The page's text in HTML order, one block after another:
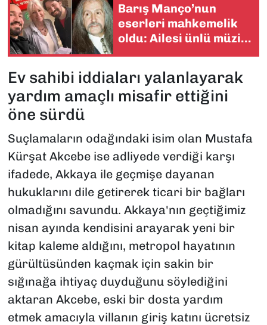
Barış Manço’nun
eserleri mahkemelik
oldu: Ailesi ünlü müzik
Ev sahibi iddiaları yalanlayarak
yardım amaçlı misafir ettiğini
öne sürdü
Suçlamaların odağındaki isim olan Mustafa
Kürşat Akcebe ise adliyede verdiği karşı
ifadede, Akkaya ile geçmişe dayanan
hukuklarını dile getirerek ticari bir bağları
olmadığını savundu. Akkaya'nın geçtiğimiz
nisan ayında kendisini arayarak yeni bir
kitap kaleme aldığını, metropol hayatının
gürültüsünden kaçmak için sakin bir
sığınağa ihtiyaç duyduğunu söylediğini
aktaran Akcebe, eski bir dosta yardım
etmek amacıyla villanın giriş katını ücretsiz